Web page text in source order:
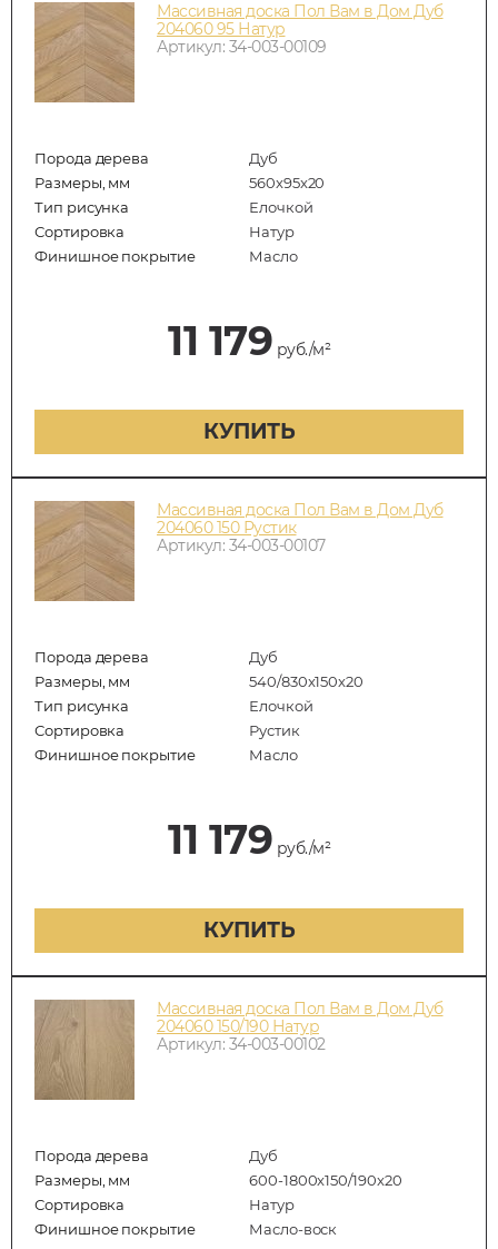
Массивная доска Пол Вам в Дом Дуб
204060 95 Натур
Артикул: 34-003-00109
Порода дерева
Дуб
Размеры, мм
560x95x20
Тип рисунка
Елочкой
Сортировка
Натур
Финишное покрытие
Масло
11 179 руб./м²
КУПИТЬ
Массивная доска Пол Вам в Дом Дуб
204060 150 Рустик
Артикул: 34-003-00107
Порода дерева
Дуб
Размеры, мм
540/830x150x20
Тип рисунка
Елочкой
Сортировка
Рустик
Финишное покрытие
Масло
11 179 руб./м²
КУПИТЬ
Массивная доска Пол Вам в Дом Дуб
204060 150/190 Натур
Артикул: 34-003-00102
Порода дерева
Дуб
Размеры, мм
600-1800x150/190x20
Сортировка
Натур
Финишное покрытие
Масло-воск